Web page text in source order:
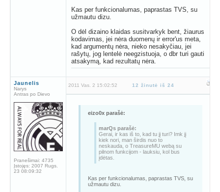
Kas per funkcionalumas, paprastas TVS, su
užmautu dizu.
O dėl dizaino klaidas susitvarkyk bent, žiaurus
kodavimas, jei nėra duomenų ir error'us meta,
kad argumentų nėra, nieko nesakyčiau, jei
rašytų, jog lentelė neegzistuoja, o dbr turi gauti
atsakymą, kad rezultatų nėra.
Jaunelis
Narys
Antras po Dievo
Pranešimai: 4735
Įstojęs: 2007 Rugs.
23 08:09:32
2011 Vas. 2 15:02:52 12 žinutė iš 24
eizo0x parašė:
marQs parašė:
Gerai, ir kas iš to, kad tu jį turi? Imk jį
kiek nori, man širdis nuo to
neskauda, o TreasureMU webą su
pilnom funkcijom - lauksiu, kol bus
įdėtas.
Kas per funkcionalumas, paprastas TVS, su
užmautu dizu.